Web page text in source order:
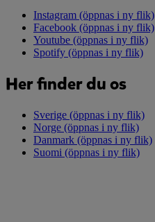
Instagram (öppnas i ny flik)
Facebook (öppnas i ny flik)
Youtube (öppnas i ny flik)
Spotify (öppnas i ny flik)
Her finder du os
Sverige (öppnas i ny flik)
Norge (öppnas i ny flik)
Danmark (öppnas i ny flik)
Suomi (öppnas i ny flik)